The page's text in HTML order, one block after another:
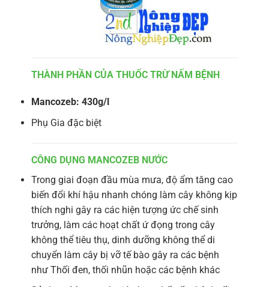
THÀNH PHẦN CỦA THUỐC TRỪ NẤM BỆNH
Mancozeb: 430g/l
Phụ Gia đặc biệt
CÔNG DỤNG MANCOZEB NƯỚC
Trong giai đoạn đầu mùa mưa, độ ẩm tăng cao
biến đổi khí hậu nhanh chóng làm cây không kịp
thích nghi gây ra các hiện tượng ức chế sinh
trưởng, làm các hoạt chất ứ đọng trong cây
không thể tiêu thụ, dinh dưỡng không thể di
chuyển làm cây bị vỡ tế bào gây ra các bệnh
như Thối đen, thối nhũn hoặc các bệnh khác